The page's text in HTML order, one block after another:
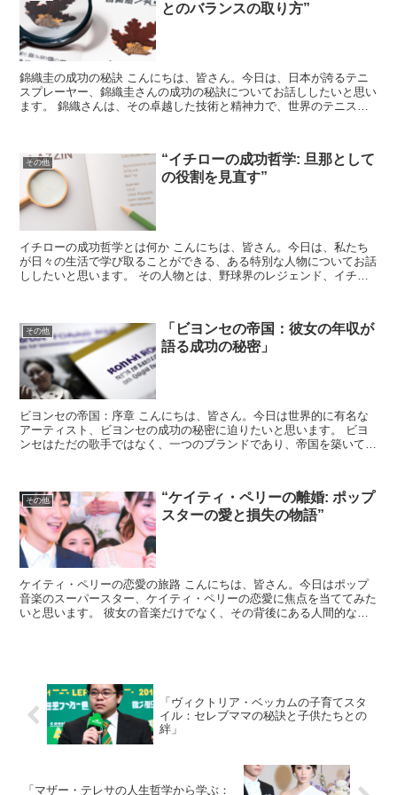
とのバランスの取り方”
錦織圭の成功の秘訣 こんにちは、皆さん。今日は、日本が誇るテニ
スプレーヤー、錦織圭さんの成功の秘訣についてお話ししたいと思い
ます。 錦織さんは、その卓越した技術と精神力で、世界のテニス界
その他
“イチローの成功哲学: 旦那として
の役割を見直す”
イチローの成功哲学とは何か こんにちは、皆さん。今日は、私たち
が日々の生活で学び取ることができる、ある特別な人物についてお話
ししたいと思います。 その人物とは、野球界のレジェンド、イチロ
その他
「ビヨンセの帝国：彼女の年収が
語る成功の秘密」
ビヨンセの帝国：序章 こんにちは、皆さん。今日は世界的に有名な
アーティスト、ビヨンセの成功の秘密に迫りたいと思います。 ビヨ
ンセはただの歌手ではなく、一つのブランドであり、帝国を築いてい
その他
“ケイティ・ペリーの離婚: ポップ
スターの愛と損失の物語”
ケイティ・ペリーの恋愛の旅路 こんにちは、皆さん。今日はポップ
音楽のスーパースター、ケイティ・ペリーの恋愛に焦点を当ててみた
いと思います。 彼女の音楽だけでなく、その背後にある人間的なス
「ヴィクトリア・ベッカムの子育てスタ
イル：セレブママの秘訣と子供たちとの
絆」
「マザー・テレサの人生哲学から学ぶ：